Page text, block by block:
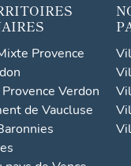
Provence
Verdon
de Vaucluse